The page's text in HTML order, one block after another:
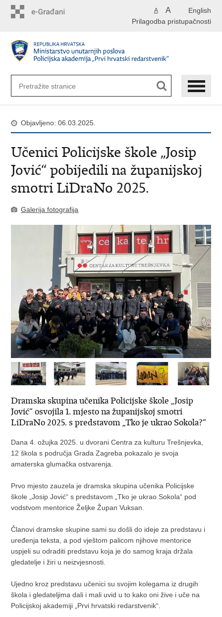
English
A A
Prilagodba pristupačnosti
Objavljeno: 06.03.2025.
Učenici Policijske škole „Josip
Jović“ pobijedili na županijskoj
smotri LiDraNo 2025.
Galerija fotografija
Dramska skupina učenika Policijske škole „Josip
Jović“ osvojila 1. mjesto na županijskoj smotri
LiDraNo 2025. s predstavom „Tko je ukrao Sokola?“
Dana 4. ožujka 2025. u dvorani Centra za kulturu Trešnjevka,
12 škola s područja Grada Zagreba pokazalo je svoja
amaterska glumačka ostvarenja.
Prvo mjesto zauzela je dramska skupina učenika Policijske
škole „Josip Jović“ s predstavom „Tko je ukrao Sokola“ pod
vodstvom mentorice Željke Župan Vuksan.
Članovi dramske skupine sami su došli do ideje za predstavu i
uređenja teksta, a pod vještom palicom njihove mentorice
uspjeli su odraditi predstavu koja je do samog kraja držala
gledatelje i žiri u neizvjesnosti.
Ujedno kroz predstavu učenici su svojim kolegama iz drugih
škola i gledateljima dali i mali uvid u to kako oni žive i uče na
Policijskoj akademiji „Prvi hrvatski redarstvenik“.